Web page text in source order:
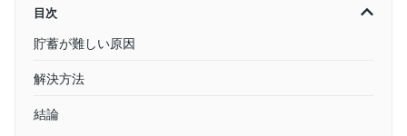
目次
貯蓄が難しい原因
解決方法
結論